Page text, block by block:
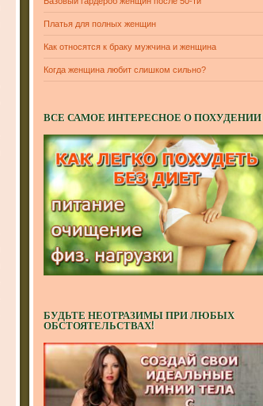
Платья для полных женщин
Как относятся к браку мужчина и женщина
Когда женщина любит слишком сильно?
ВСЕ САМОЕ ИНТЕРЕСНОЕ О ПОХУДЕНИИ
БУДЬТЕ НЕОТРАЗИМЫ ПРИ ЛЮБЫХ
ОБСТОЯТЕЛЬСТВАХ!